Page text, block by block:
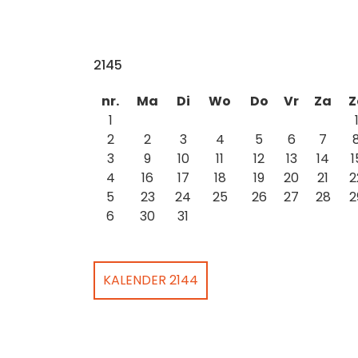
2145
nr.
Ma Di Wo Do Vr Za
1
1
2
2 3 4 5 6 7
3
9 10 11 12 13 14
4
16 17 18 19 20 21
5
23 24 25 26 27 28
6
30 31
KALENDER 2144